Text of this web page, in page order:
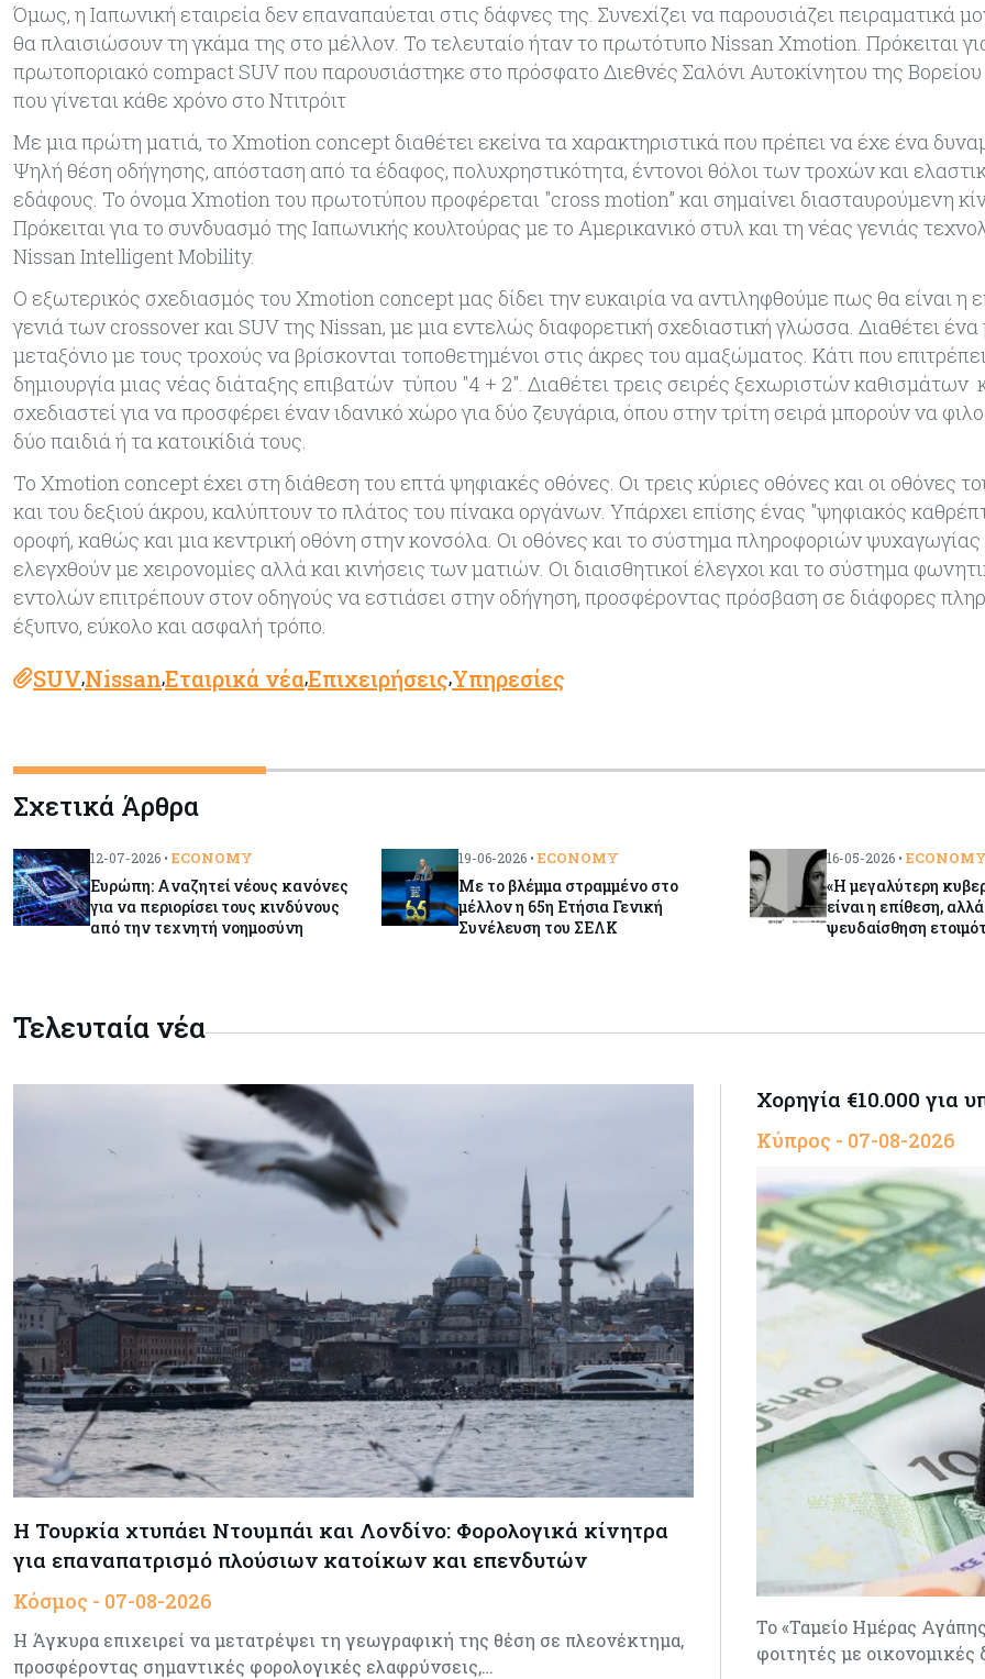
Όμως, η Ιαπωνική εταιρεία δεν επαναπαύεται στις δάφνες της. Συνεχίζει να παρουσιάζει πειραματικά
θα πλαισιώσουν τη γκάμα της στο μέλλον. Το τελευταίο ήταν το πρωτότυπο Nissan Xmotion. Πρόκειται
πρωτοποριακό compact SUV που παρουσιάστηκε στο πρόσφατο Διεθνές Σαλόνι Αυτοκίνητου της
που γίνεται κάθε χρόνο στο Ντιτρόιτ
Με μια πρώτη ματιά, το Xmotion concept διαθέτει εκείνα τα χαρακτηριστικά που πρέπει να έχε ένα
Ψηλή θέση οδήγησης, απόσταση από τα έδαφος, πολυχρηστικότητα, έντονοι θόλοι των τροχών και
εδάφους. Το όνομα Xmotion του πρωτοτύπου προφέρεται "cross motion” και σημαίνει διασταυρούμενη
Πρόκειται για το συνδυασμό της Ιαπωνικής κουλτούρας με το Αμερικανικό στυλ και τη νέας γενιάς
Nissan Intelligent Mobility.
Ο εξωτερικός σχεδιασμός του Xmotion concept μας δίδει την ευκαιρία να αντιληφθούμε πως θα είναι η
γενιά των crossover και SUV της Nissan, με μια εντελώς διαφορετική σχεδιαστική γλώσσα. Διαθέτει
μεταξόνιο με τους τροχούς να βρίσκονται τοποθετημένοι στις άκρες του αμαξώματος. Κάτι που
δημιουργία μιας νέας διάταξης επιβατών τύπου "4 + 2". Διαθέτει τρεις σειρές ξεχωριστών καθισμάτων
σχεδιαστεί για να προσφέρει έναν ιδανικό χώρο για δύο ζευγάρια, όπου στην τρίτη σειρά μπορούν να
δύο παιδιά ή τα κατοικίδιά τους.
Το Xmotion concept έχει στη διάθεση του επτά ψηφιακές οθόνες. Οι τρεις κύριες οθόνες και οι οθόνες
και του δεξιού άκρου, καλύπτουν το πλάτος του πίνακα οργάνων. Υπάρχει επίσης ένας "ψηφιακός
οροφή, καθώς και μια κεντρική οθόνη στην κονσόλα. Οι οθόνες και το σύστημα πληροφοριών
ελεγχθούν με χειρονομίες αλλά και κινήσεις των ματιών. Οι διαισθητικοί έλεγχοι και το σύστημα
εντολών επιτρέπουν στον οδηγούς να εστιάσει στην οδήγηση, προσφέροντας πρόσβαση σε διάφορες
έξυπνο, εύκολο και ασφαλή τρόπο.
SUV,Nissan,Εταιρικά νέα,Επιχειρήσεις,Υπηρεσίες
Σχετικά Άρθρα
12-07-2026 • ECONOMY
Ευρώπη: Aναζητεί νέους κανόνες
για να περιορίσει τους κινδύνους
από την τεχνητή νοημοσύνη
19-06-2026 • ECONOMY
Με το βλέμμα στραμμένο στο
μέλλον η 65η Ετήσια Γενική
Συνέλευση του ΣΕΛΚ
16-05-2026 • ECONOMY
«Η μεγαλύτερη
είναι η επίθεση,
ψευδαίσθηση
Τελευταία νέα
Η Τουρκία χτυπάει Ντουμπάι και Λονδίνο: Φορολογικά κίνητρα
για επαναπατρισμό πλούσιων κατοίκων και επενδυτών
Κόσμος - 07-08-2026
Η Άγκυρα επιχειρεί να μετατρέψει τη γεωγραφική της θέση σε πλεονέκτημα,
προσφέροντας σημαντικές φορολογικές ελαφρύνσεις,…
Χορηγία €10.000 για
Κύπρος - 07-08-2026
Το «Ταμείο Ημέρας
φοιτητές με οικονομικές